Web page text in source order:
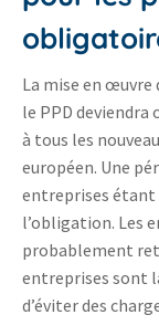
La mise en œuvre
le PPD
à tous les
européen. Une
entreprises étant
l’obligation. Les
probablement
entreprises sont
d’éviter des